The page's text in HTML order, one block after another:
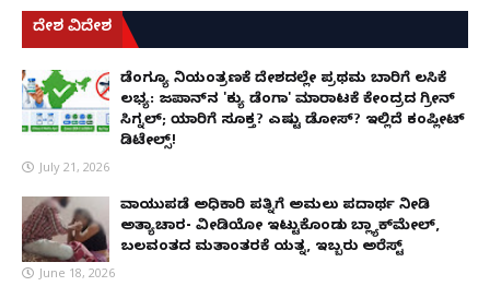
ದೇಶ ವಿದೇಶ
ಡೆಂಗ್ಯೂ ನಿಯಂತ್ರಣಕ್ಕೆ ದೇಶದಲ್ಲೇ ಪ್ರಥಮ ಬಾರಿಗೆ ಲಸಿಕೆ
ಲಭ್ಯ: ಜಪಾನ್‌ನ 'ಕ್ಯು ಡೆಂಗಾ' ಮಾರಾಟಕ್ಕೆ ಕೇಂದ್ರದ ಗ್ರೀನ್
ಸಿಗ್ನಲ್; ಯಾರಿಗೆ ಸೂಕ್ತ? ಎಷ್ಟು ಡೋಸ್? ಇಲ್ಲಿದೆ ಕಂಪ್ಲೀಟ್
ಡಿಟೇಲ್ಸ್!
July 21, 2026
ವಾಯುಪಡೆ ಅಧಿಕಾರಿ ಪತ್ನಿಗೆ ಅಮಲು ಪದಾರ್ಥ ನೀಡಿ
ಅತ್ಯಾಚಾರ- ವೀಡಿಯೋ ಇಟ್ಟುಕೊಂಡು ಬ್ಲ್ಯಾಕ್‌ಮೇಲ್,
ಬಲವಂತದ ಮತಾಂತರಕ್ಕೆ ಯತ್ನ, ಇಬ್ಬರು ಅರೆಸ್ಟ್
June 18, 2026